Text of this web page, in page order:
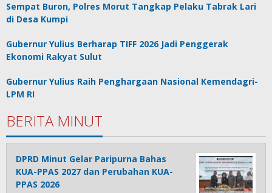
Sempat Buron, Polres Morut Tangkap Pelaku Tabrak Lari
di Desa Kumpi
Gubernur Yulius Berharap TIFF 2026 Jadi Penggerak
Ekonomi Rakyat Sulut
Gubernur Yulius Raih Penghargaan Nasional Kemendagri-
LPM RI
BERITA MINUT
DPRD Minut Gelar Paripurna Bahas
KUA-PPAS 2027 dan Perubahan KUA-
PPAS 2026